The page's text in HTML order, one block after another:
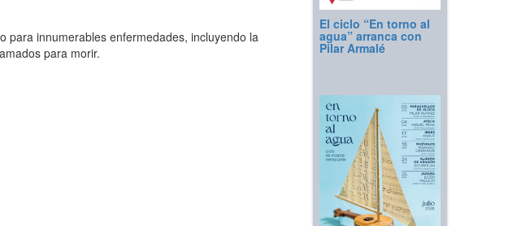
innumerables enfermedades, incluyendo la
para morir.
El ciclo “En torno al
agua” arranca con
Pilar Armalé